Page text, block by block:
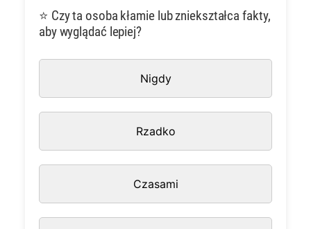
⭐ Czy ta osoba kłamie lub zniekształca fakty,
aby wyglądać lepiej?
Nigdy
Rzadko
Czasami